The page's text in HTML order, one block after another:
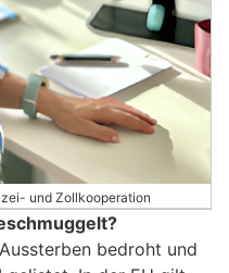
und Zollkooperation
bedroht und